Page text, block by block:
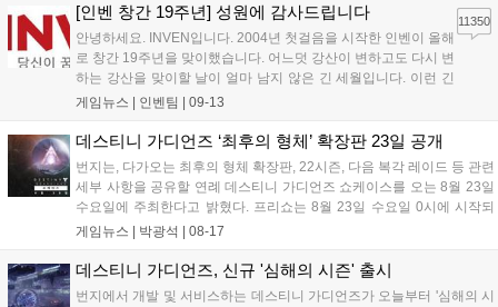
함께 반영하고자 합니다. 이를 위해 202...
[인벤 창간 19주년] 성원에 감사드립니다
안녕하세요. INVEN입니다. 2004년 첫걸음을 시작한 인벤이 올해
로 창간 19주년을 맞이했습니다. 어느덧 강산이 변하고도 다시 변
하는 강산을 맞이할 날이 얼마 남지 않은 긴 세월입니다. 이런 긴
시간을 달려올 수 있던 원동력은 함께 해주신 유저분의 애정이 어
께 다시 한번 감사드립니다. 역동적...
게임뉴스 | 인벤팀 09-13
11350
데스티니 가디언즈 ‘최후의 형체’ 확장판 23일 공개
번지는, 다가오는 최후의 형체 확장판, 22시즌, 다음 복각 레이드 등 관련
세부 사항을 공유할 연례 데스티니 가디언즈 쇼케이스를 오는 8월 23일
수요일에 주최한다고 밝혔다. 프리쇼는 8월 23일 수요일 0시에 시작되
며 메인쇼는 오전 1시에 시작된다. 쇼케이스가 끝난 후에는, 데스티니 가
게임뉴스 | 박광석 08-17
데스티니 가디언즈, 신규 '심해의 시즌' 출시
번지에서 개발 및 서비스하는 데스티니 가디언즈가 오늘부터 '심해의 시